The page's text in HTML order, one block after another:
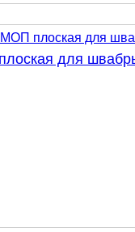
для